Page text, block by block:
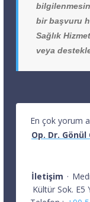
bir başvuru
Sağlık
veya
En çok yorum
Op. Dr. Gönül
İletişim ·
Kültür Sok. E5